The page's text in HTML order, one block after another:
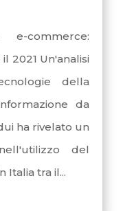
commerce:
2021 Un'analisi
della
da
ha rivelato un
del
Italia tra il...